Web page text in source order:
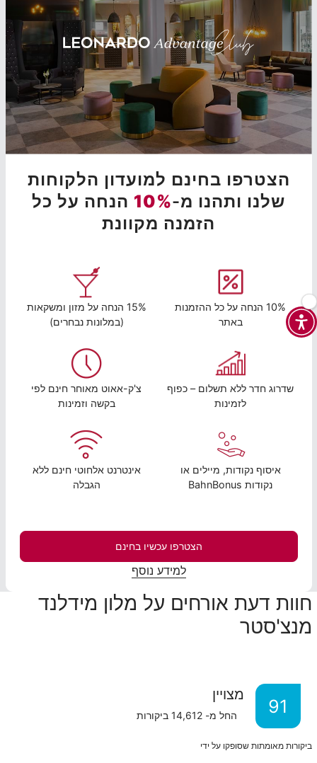
הצטרפו בחינם למועדון הלקוחות
שלנו ותהנו מ-10% הנחה על כל
הזמנה מקוונת
10% הנחה על כל ההזמנות
באתר
15% הנחה על מזון ומשקאות
(במלונות נבחרים)
שדרוג חדר ללא תשלום – כפוף
לזמינות
צ'ק-אאוט מאוחר חינם לפי
בקשה וזמינות
איסוף נקודות, מיילים או
נקודות BahnBonus
אינטרנט אלחוטי חינם ללא
הגבלה
הצטרפו עכשיו בחינם
למידע נוסף
חוות דעת אורחים על מלון מידלנד
מנצ'סטר
91
מצויין
החל מ- 14,612 ביקורות
ביקורות מאומתות שסופקו על ידי